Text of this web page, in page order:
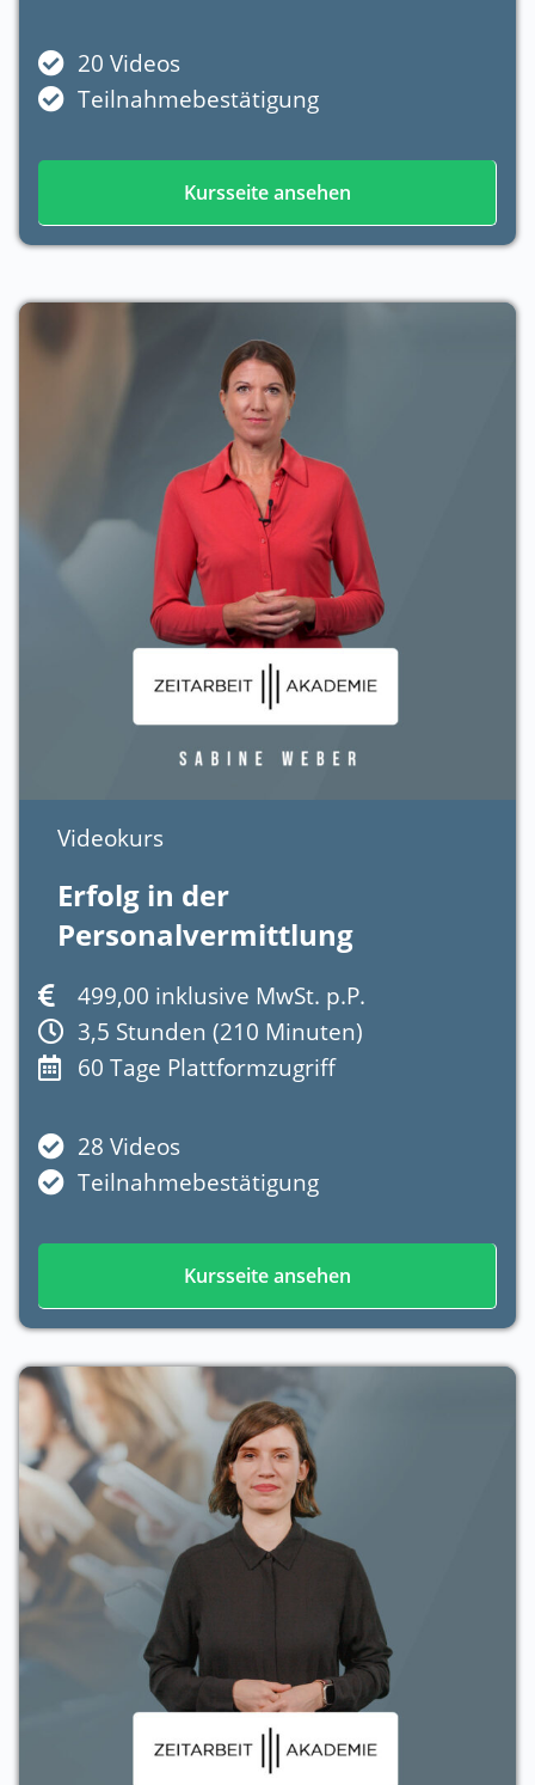
20 Videos
Teilnahmebestätigung
Kursseite ansehen
Videokurs
Erfolg in der
Personalvermittlung
499,00 inklusive MwSt. p.P.
3,5 Stunden (210 Minuten)
60 Tage Plattformzugriff
28 Videos
Teilnahmebestätigung
Kursseite ansehen